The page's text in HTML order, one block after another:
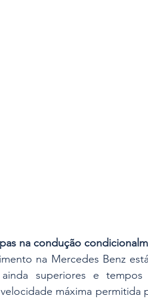
na condução
na Mercedes Benz
ainda superiores e
máxima